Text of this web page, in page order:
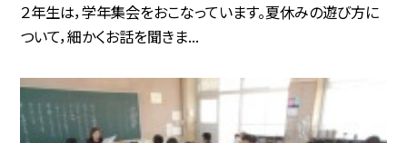
２年生は，学年集会をおこなっています。夏休みの遊び方に
ついて，細かくお話を聞きま...